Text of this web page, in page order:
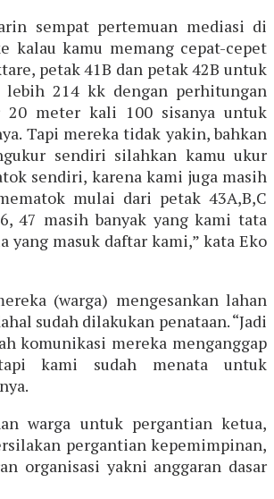
sempat pertemuan mediasi di
kalau kamu memang cepat-cepet
petak 41B dan petak 42B untuk
lebih 214 kk dengan perhitungan
20 meter kali 100 sisanya untuk
Tapi mereka tidak yakin, bahkan
sendiri silahkan kamu ukur
sendiri, karena kami juga masih
mulai dari petak 43A,B,C
47 masih banyak yang kami tata
yang masuk daftar kami,” kata Eko
(warga) mengesankan lahan
sudah dilakukan penataan. “Jadi
komunikasi mereka menganggap
kami sudah menata untuk
warga untuk pergantian ketua,
pergantian kepemimpinan,
organisasi yakni anggaran dasar